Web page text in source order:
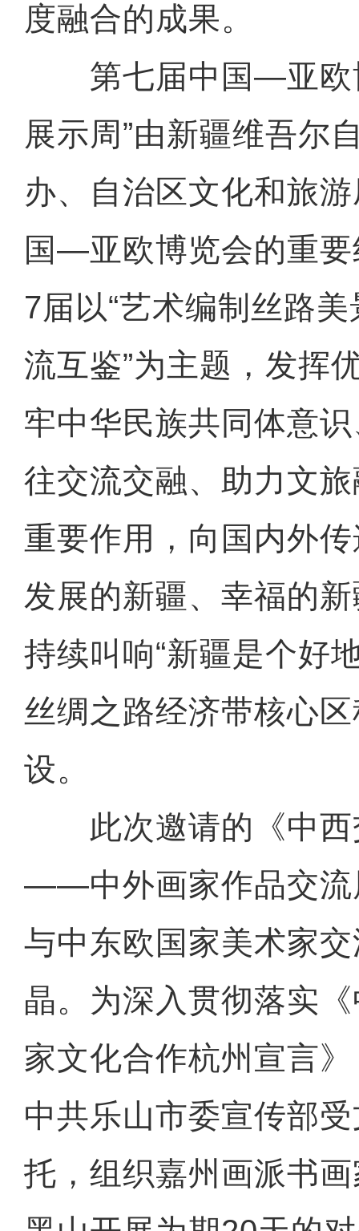
度融合的成果。
第七届中国—亚欧
展示周”由新疆维吾尔
办、自治区文化和旅
国—亚欧博览会的重
7届以“艺术编制丝路
流互鉴”为主题，发挥
牢中华民族共同体意
往交流交融、助力文
重要作用，向国内外
发展的新疆、幸福的
持续叫响“新疆是个好
丝绸之路经济带核心
设。
此次邀请的《中西
——中外画家作品交流
与中东欧国家美术家
晶。为深入贯彻落实
家文化合作杭州宣言
中共乐山市委宣传部
托，组织嘉州画派书